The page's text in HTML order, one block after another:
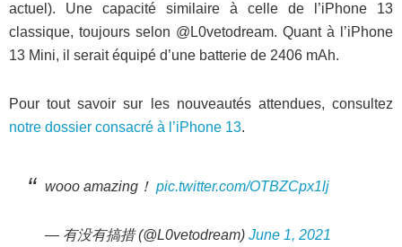
actuel). Une capacité similaire à celle de l’iPhone 13
classique, toujours selon @L0vetodream. Quant à l’iPhone
13 Mini, il serait équipé d’une batterie de 2406 mAh.
Pour tout savoir sur les nouveautés attendues, consultez
notre dossier consacré à l’iPhone 13.
wooo amazing！ pic.twitter.com/OTBZCpx1lj
— 有没有搞措 (@L0vetodream) June 1, 2021